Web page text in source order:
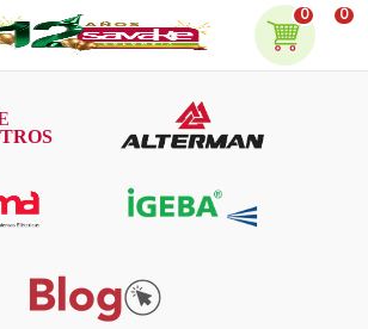
0 0